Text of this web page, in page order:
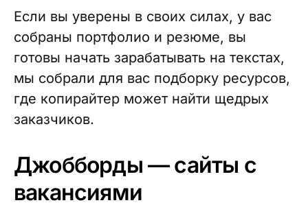
Если вы уверены в своих силах, у вас
собраны портфолио и резюме, вы
готовы начать зарабатывать на текстах,
мы собрали для вас подборку ресурсов,
где копирайтер может найти щедрых
заказчиков.
Джобборды — сайты с
вакансиями